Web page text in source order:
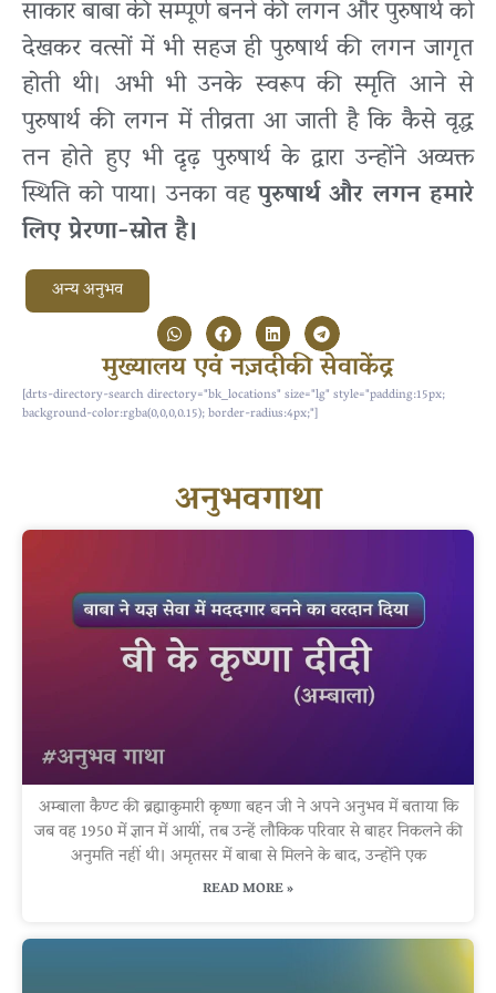
साकार बाबा की सम्पूर्ण बनने की लगन और पुरुषार्थ को
देखकर वत्सों में भी सहज ही पुरुषार्थ की लगन जागृत
होती थी। अभी भी उनके स्वरूप की स्मृति आने से
पुरुषार्थ की लगन में तीव्रता आ जाती है कि कैसे वृद्ध
तन होते हुए भी दृढ़ पुरुषार्थ के द्वारा उन्होंने अव्यक्त
स्थिति को पाया। उनका वहपुरुषार्थ और लगन हमारे
लिए प्रेरणा-स्रोत है।
अन्य अनुभव
मुख्यालय एवं नज़दीकी सेवाकेंद्र
[drts-directory-search directory="bk_locations" size="lg" style="padding:15px;
background-color:rgba(0,0,0,0.15); border-radius:4px;"]
अनुभवगाथा
अम्बाला कैण्ट की ब्रह्माकुमारी कृष्णा बहन जी ने अपने अनुभव में बताया कि
जब वह 1950 में ज्ञान में आयीं, तब उन्हें लौकिक परिवार से बाहर निकलने की
अनुमति नहीं थी। अमृतसर में बाबा से मिलने के बाद, उन्होंने एक
READ MORE »